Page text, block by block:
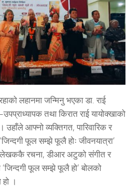
लहानमा जन्मिनु भएका डा. राई
तथा किरात राई यायोक्खाको
उहाँले आफ्नो व्यक्तिगत, पारिवारिक र
फूल सम्झे फूलै होः जीवनयात्रा’
लेखककै रचना, डीआर अटुको संगीत र
फूल सम्झे फूलै हो’ बोलको
।